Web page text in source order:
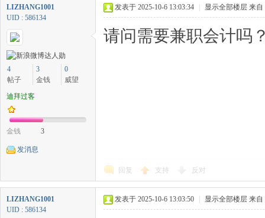
LIZHANG1001
UID : 586134
4
帖子
3
金钱
0
威望
迪拜过客
金钱 3
发消息
发表于 2025-10-6 13:03:34 显示全部楼层 来自
请问需要兼职会计吗
回复 支持 反对
LIZHANG1001
UID : 586134
发表于 2025-10-6 13:03:50 显示全部楼层 来自